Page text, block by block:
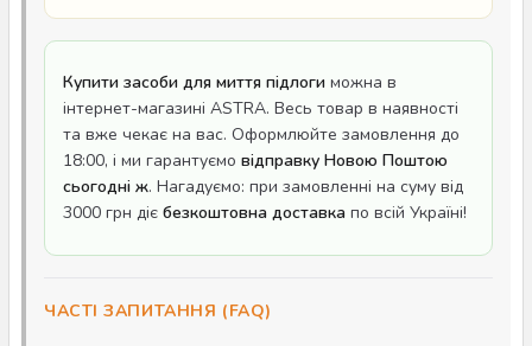
Купити засоби для миття підлоги можна в
інтернет-магазині ASTRA. Весь товар в наявності
та вже чекає на вас. Оформлюйте замовлення до
18:00, і ми гарантуємо відправку Новою Поштою
сьогодні ж. Нагадуємо: при замовленні на суму від
3000 грн діє безкоштовна доставка по всій Україні!
ЧАСТІ ЗАПИТАННЯ (FAQ)